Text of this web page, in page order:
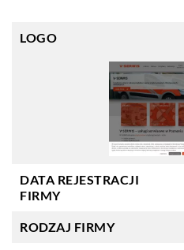
LOGO
DATA REJESTRACJI
FIRMY
RODZAJ FIRMY